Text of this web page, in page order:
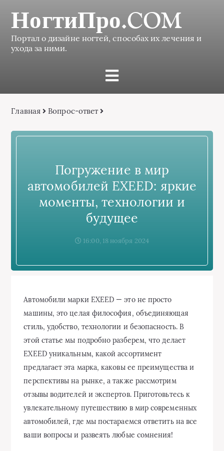
НогтиПро.COM
Портал о дизайне ногтей, способах их лечения и
ухода за ними.
Главная Вопрос-ответ
Погружение в мир
автомобилей EXEED: яркие
моменты, технологии и
будущее
16:00, 18 ноября 2024
Автомобили марки EXEED — это не просто
машины, это целая философия, объединяющая
стиль, удобство, технологии и безопасность. В
этой статье мы подробно разберем, что делает
EXEED уникальным, какой ассортимент
предлагает эта марка, каковы ее преимущества и
перспективы на рынке, а также рассмотрим
отзывы водителей и экспертов. Приготовьтесь к
увлекательному путешествию в мир современных
автомобилей, где мы постараемся ответить на все
ваши вопросы и развеять любые сомнения!